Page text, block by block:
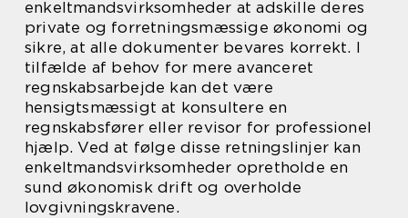
enkeltmandsvirksomheder at adskille deres
private og forretningsmæssige økonomi og
sikre, at alle dokumenter bevares korrekt. I
tilfælde af behov for mere avanceret
regnskabsarbejde kan det være
hensigtsmæssigt at konsultere en
regnskabsfører eller revisor for professionel
hjælp. Ved at følge disse retningslinjer kan
enkeltmandsvirksomheder opretholde en
sund økonomisk drift og overholde
lovgivningskravene.